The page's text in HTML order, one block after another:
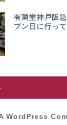
有隣堂神戸阪
プン日に行っ
WordPress